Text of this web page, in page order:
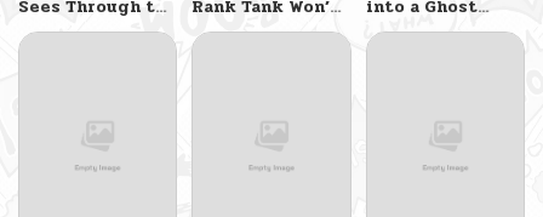
Sees Through the
World
Rank Tank Won’t
Die!
into a Ghost
Story, Still Gotta
Work